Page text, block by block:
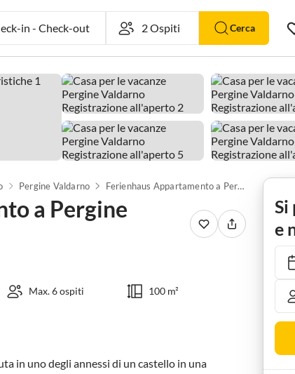
in- Check-out Cerca
Pergine Valdarno Ferienhaus Appartamento a Pergine Valdarno con Piscina
a Pergine
Max. 6 ospiti 100 m²
in uno degli annessi di un castello in una
Si
e